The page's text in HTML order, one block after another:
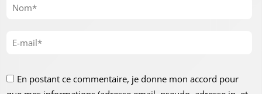
En postant ce commentaire, je donne mon accord pour